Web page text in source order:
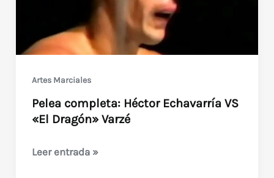
Artes Marciales
Pelea completa: Héctor Echavarría VS
«El Dragón» Varzé
Pelea
Leer entrada »